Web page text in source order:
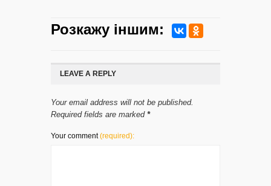
Розкажу iншим:
LEAVE A REPLY
Your email address will not be published.
Required fields are marked *
Your comment(required):